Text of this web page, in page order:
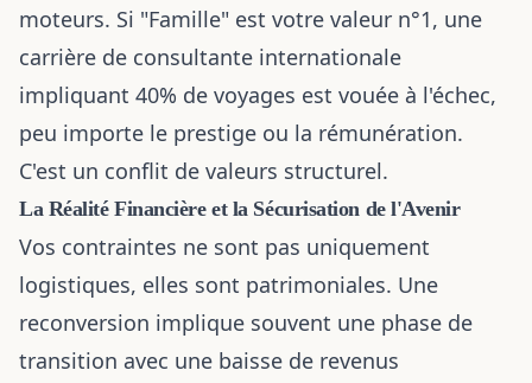
moteurs. Si "Famille" est votre valeur n°1, une
carrière de consultante internationale
impliquant 40% de voyages est vouée à l'échec,
peu importe le prestige ou la rémunération.
C'est un conflit de valeurs structurel.
La Réalité Financière et la Sécurisation de l'Avenir
Vos contraintes ne sont pas uniquement
logistiques, elles sont patrimoniales. Une
reconversion implique souvent une phase de
transition avec une baisse de revenus